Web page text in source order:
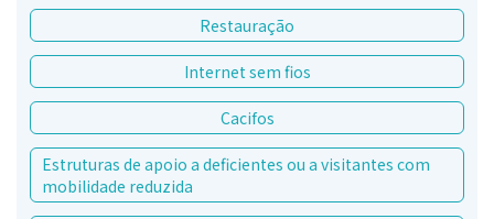
Restauração
Internet sem fios
Cacifos
Estruturas de apoio a deficientes ou a visitantes com
mobilidade reduzida